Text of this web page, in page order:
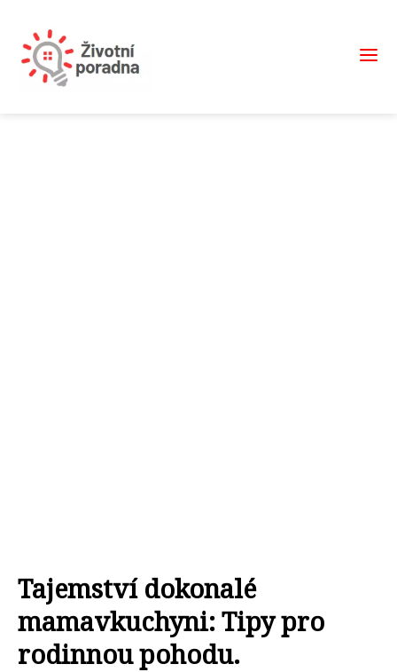
Tajemství dokonalé
mamavkuchyni: Tipy pro
rodinnou pohodu.